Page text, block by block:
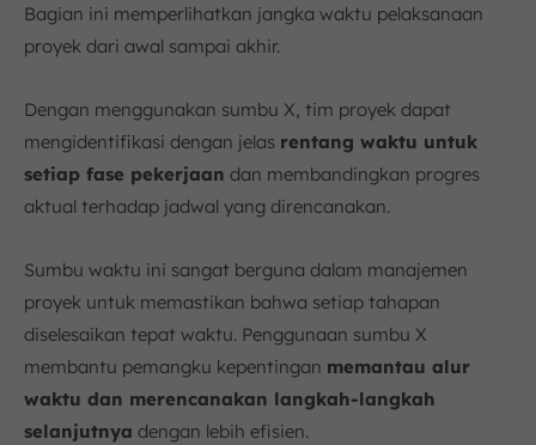
Bagian ini memperlihatkan jangka waktu pelaksanaan
proyek dari awal sampai akhir.
Dengan menggunakan sumbu X, tim proyek dapat
mengidentifikasi dengan jelas rentang waktu untuk
setiap fase pekerjaan dan membandingkan progres
aktual terhadap jadwal yang direncanakan.
Sumbu waktu ini sangat berguna dalam manajemen
proyek untuk memastikan bahwa setiap tahapan
diselesaikan tepat waktu. Penggunaan sumbu X
membantu pemangku kepentingan memantau alur
waktu dan merencanakan langkah-langkah
selanjutnya dengan lebih efisien.